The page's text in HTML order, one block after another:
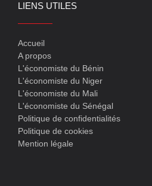
LIENS UTILES
Accueil
A propos
L'économiste du Bénin
L'économiste du Niger
L'économiste du Mali
L'économiste du Sénégal
Politique de confidentialités
Politique de cookies
Mention légale